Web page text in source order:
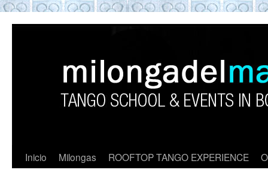
experience. Private Tango Lesson. Rooftop
Tango experience Barcelona. Tango
Inicio Milongas ROOFTOP TANGO EXPERIENCE